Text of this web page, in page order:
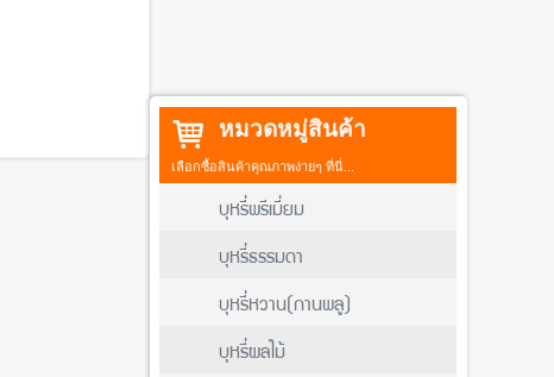
หมวดหมู่สินค้า
เลือกซื้อสินค้าคุณภาพง่ายๆ ที่นี่...
บุหรี่พรีเมี่ยม
บุหรี่ธรรมดา
บุหรี่หวาน(กานพลู)
บุหรี่ผลไม้